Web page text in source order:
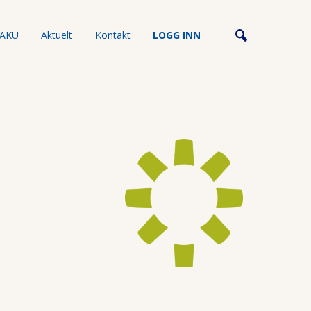
Aktuelt Kontakt LOGG INN